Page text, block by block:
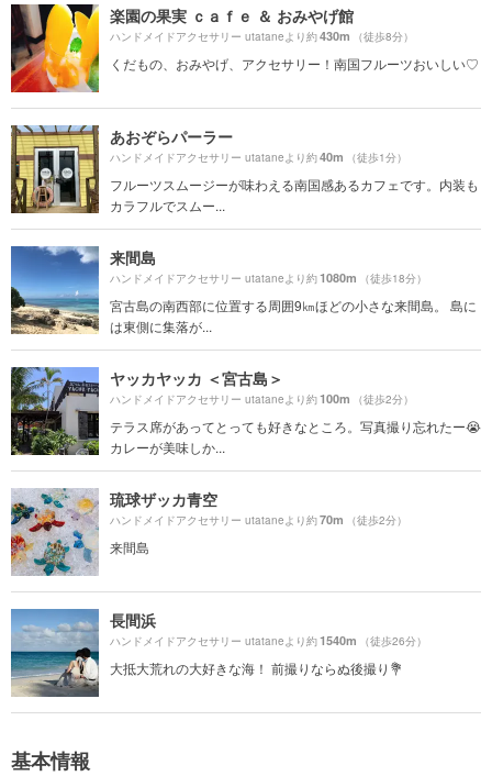
楽園の果実 ｃａｆｅ ＆ おみやげ館
ハンドメイドアクセサリー utataneより約430m （徒歩8分）
くだもの、おみやげ、アクセサリー！南国フルーツおいしい♡
あおぞらパーラー
ハンドメイドアクセサリー utataneより約40m （徒歩1分）
フルーツスムージーが味わえる南国感あるカフェです。内装も
カラフルでスムー...
来間島
ハンドメイドアクセサリー utataneより約1080m （徒歩18分）
宮古島の南西部に位置する周囲9㎞ほどの小さな来間島。 島に
は東側に集落が...
ヤッカヤッカ ＜宮古島＞
ハンドメイドアクセサリー utataneより約100m （徒歩2分）
テラス席があってとっても好きなところ。写真撮り忘れたー😭
カレーが美味しか...
琉球ザッカ青空
ハンドメイドアクセサリー utataneより約70m （徒歩2分）
来間島
長間浜
ハンドメイドアクセサリー utataneより約1540m （徒歩26分）
大抵大荒れの大好きな海！ 前撮りならぬ後撮り💐
基本情報